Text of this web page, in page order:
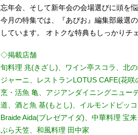
忘年会、そして新年会の会場選びに頭を
今月の特集では、『あぴお』編集部厳選
しています。 オトクな特典もしっかりチ
◇掲載店舗
旬料理 兆(きざし)、ワイン亭スコラ、北
ジャーニ、レストランLOTUS CAFE(花
烹・活魚 亀、アジアンダイニングニュー
道、酒と魚 基(もとし)、イルモンドピッ
Braide Aida(ブレゼアイダ)、中華料理 宝
ぷら天笠、和風料理 田中家